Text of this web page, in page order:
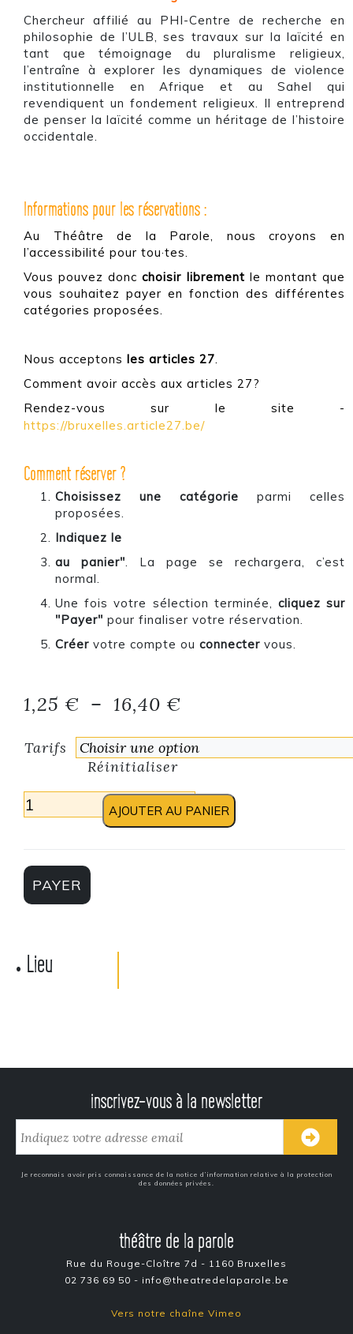
Chercheur affilié au PHI-Centre de recherche en
philosophie de l’ULB, ses travaux sur la laïcité en
tant que témoignage du pluralisme religieux,
l’entraîne à explorer les dynamiques de violence
institutionnelle en Afrique et au Sahel qui
revendiquent un fondement religieux. Il entreprend
de penser la laïcité comme un héritage de l’histoire
occidentale.
Informations pour les réservations :
Au Théâtre de la Parole, nous croyons en
l’accessibilité pour tou·tes.
Vous pouvez doncchoisir librement le montant que
vous souhaitez payer en fonction des différentes
catégories proposées.
Nous acceptons les articles 27.
Comment avoir accès aux articles 27?
Rendez-vous sur le site -
https://bruxelles.article27.be/
Comment réserver ?
Choisissez une catégorie parmi celles
proposées.
Indiquez le
au panier". La page se rechargera, c’est
normal.
Une fois votre sélection terminée, cliquez sur
"Payer" pour finaliser votre réservation.
Créer votre compte ou connecter vous.
1,25 € – 16,40 €
Tarifs
Réinitialiser
quantité de Conférence - Sans emporter, ni
AJOUTER AU PANIER
PAYER
• Lieu
inscrivez-vous à la newsletter
Je reconnais avoir pris connaissance de la notice d’information relative à la protection
des données privées.
théâtre de la parole
Rue du Rouge-Cloître 7d - 1160 Bruxelles
02 736 69 50 - info@theatredelaparole.be
Vers notre chaîne Vimeo